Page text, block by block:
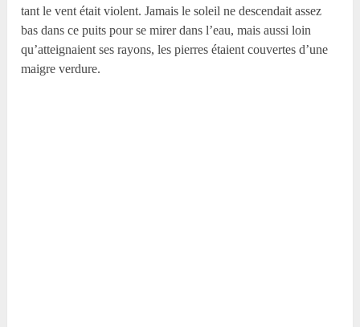
tant le vent était violent. Jamais le soleil ne descendait assez
bas dans ce puits pour se mirer dans l’eau, mais aussi loin
qu’atteignaient ses rayons, les pierres étaient couvertes d’une
maigre verdure.